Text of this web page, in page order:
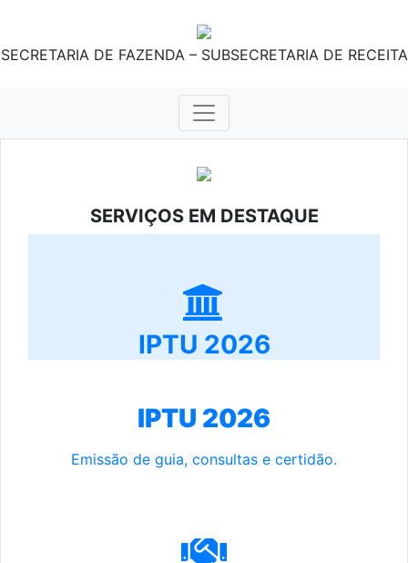
SECRETARIA DE FAZENDA – SUBSECRETARIA DE RECEITA
SERVIÇOS EM DESTAQUE
IPTU 2026
IPTU 2026
Emissão de guia, consultas e certidão.